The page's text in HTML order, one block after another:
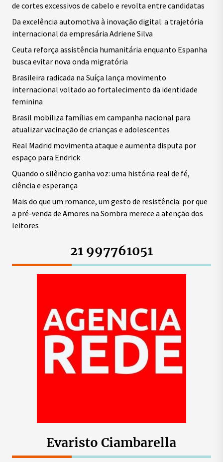
de cortes excessivos de cabelo e revolta entre candidatas
Da excelência automotiva à inovação digital: a trajetória
internacional da empresária Adriene Silva
Ceuta reforça assistência humanitária enquanto Espanha
busca evitar nova onda migratória
Brasileira radicada na Suíça lança movimento
internacional voltado ao fortalecimento da identidade
feminina
Brasil mobiliza famílias em campanha nacional para
atualizar vacinação de crianças e adolescentes
Real Madrid movimenta ataque e aumenta disputa por
espaço para Endrick
Quando o silêncio ganha voz: uma história real de fé,
ciência e esperança
Mais do que um romance, um gesto de resistência: por que
a pré-venda de Amores na Sombra merece a atenção dos
leitores
21 997761051
Evaristo Ciambarella